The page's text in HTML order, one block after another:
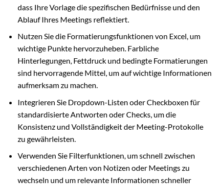
dass Ihre Vorlage die spezifischen Bedürfnisse und den
Ablauf Ihres Meetings reflektiert.
Nutzen Sie die Formatierungsfunktionen von Excel, um
wichtige Punkte hervorzuheben. Farbliche
Hinterlegungen, Fettdruck und bedingte Formatierungen
sind hervorragende Mittel, um auf wichtige Informationen
aufmerksam zu machen.
Integrieren Sie Dropdown-Listen oder Checkboxen für
standardisierte Antworten oder Checks, um die
Konsistenz und Vollständigkeit der Meeting-Protokolle
zu gewährleisten.
Verwenden Sie Filterfunktionen, um schnell zwischen
verschiedenen Arten von Notizen oder Meetings zu
wechseln und um relevante Informationen schneller